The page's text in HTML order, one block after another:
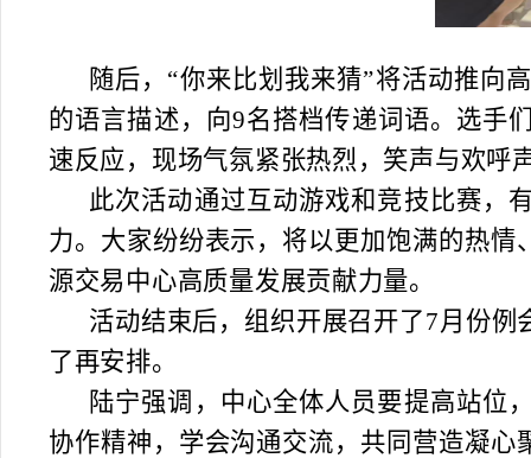
随后， “你来比划我来猜”将活动推向
的语言描述，向9名搭档传递词语。选手
速反应，现场气氛紧张热烈，笑声与欢呼
此次活动通过互动游戏和竞技比赛，
力。大家纷纷表示，将以更加饱满的热
源交易中心高质量发展贡献力量。
活动结束后，组织开展召开了7月份例
了再安排。
陆宁强调，中心全体人员要提高站位
协作精神，学会沟通交流，共同营造凝